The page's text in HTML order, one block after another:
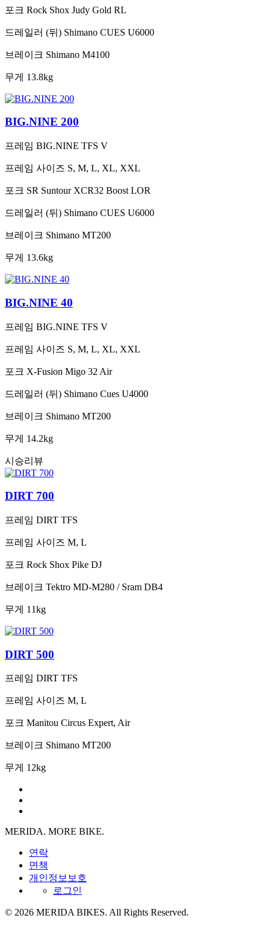
포크 Rock Shox Judy Gold RL
드레일러 (뒤) Shimano CUES U6000
브레이크 Shimano M4100
무게 13.8kg
BIG.NINE 200
프레임 BIG.NINE TFS V
프레임 사이즈 S, M, L, XL, XXL
포크 SR Suntour XCR32 Boost LOR
드레일러 (뒤) Shimano CUES U6000
브레이크 Shimano MT200
무게 13.6kg
BIG.NINE 40
프레임 BIG.NINE TFS V
프레임 사이즈 S, M, L, XL, XXL
포크 X-Fusion Migo 32 Air
드레일러 (뒤) Shimano Cues U4000
브레이크 Shimano MT200
무게 14.2kg
시승리뷰
DIRT 700
프레임 DIRT TFS
프레임 사이즈 M, L
포크 Rock Shox Pike DJ
브레이크 Tektro MD-M280 / Sram DB4
무게 11kg
DIRT 500
프레임 DIRT TFS
프레임 사이즈 M, L
포크 Manitou Circus Expert, Air
브레이크 Shimano MT200
무게 12kg
MERIDA. MORE BIKE.
연락
면책
개인정보보호
로그인
© 2026 MERIDA BIKES. All Rights Reserved.